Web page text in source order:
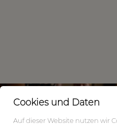
Cookies und Daten
Auf dieser Website nutzen wir